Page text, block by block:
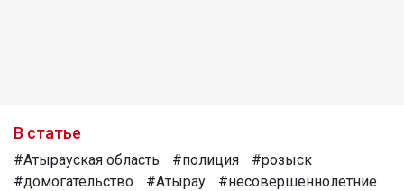
В статье
#Атырауская область #полиция
#розыск
#домогательство
#Атырау #несовершеннолетние